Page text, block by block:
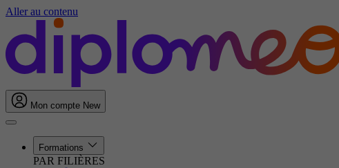
Aller au contenu
Mon compte New
Formations
PAR FILIÈRES